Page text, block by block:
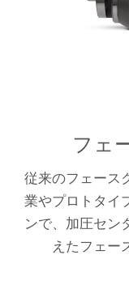
フェ
従来のフェース
業やプロトタイ
ンで、加圧セン
えたフェー